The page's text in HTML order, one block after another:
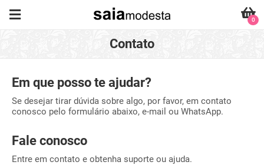
0
Contato
Em que posso te ajudar?
Se desejar tirar dúvida sobre algo, por favor, em contato
conosco pelo formulário abaixo, e-mail ou WhatsApp.
Fale conosco
Entre em contato e obtenha suporte ou ajuda.